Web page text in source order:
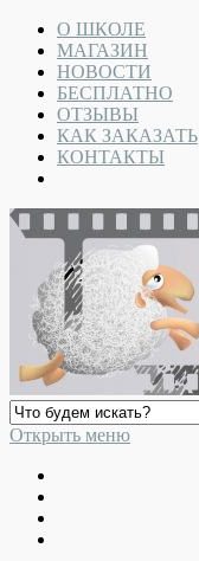
О ШКОЛЕ
МАГАЗИН
НОВОСТИ
БЕСПЛАТНО
ОТЗЫВЫ
КАК ЗАКАЗАТЬ
КОНТАКТЫ
Открыть меню